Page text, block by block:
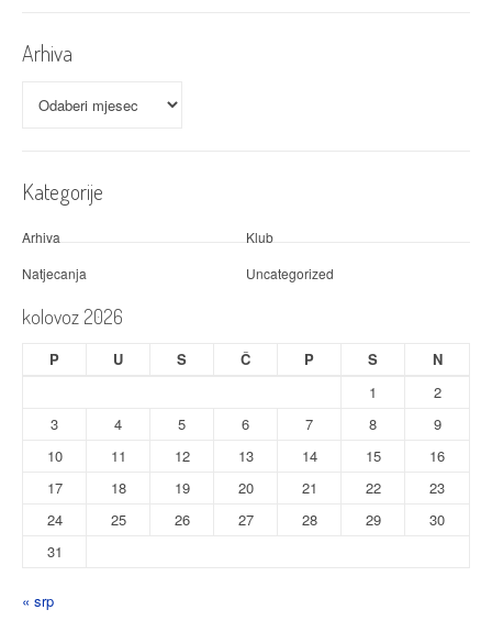
Arhiva
Kategorije
Arhiva
Klub
Natjecanja
Uncategorized
kolovoz 2026
P U S Č P S
N
1
2
3
4 5 6 7 8
9
10
11 12 13 14 15
16
17
18 19 20 21 22
23
24
25 26 27 28 29
30
31
« srp